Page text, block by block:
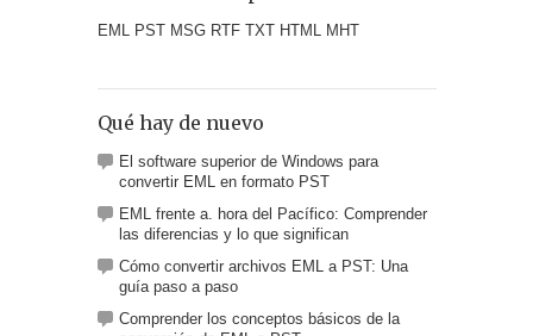
EML PST MSG RTF TXT HTML MHT
Qué hay de nuevo
El software superior de Windows para
convertir EML en formato PST
EML frente a. hora del Pacífico: Comprender
las diferencias y lo que significan
Cómo convertir archivos EML a PST: Una
guía paso a paso
Comprender los conceptos básicos de la